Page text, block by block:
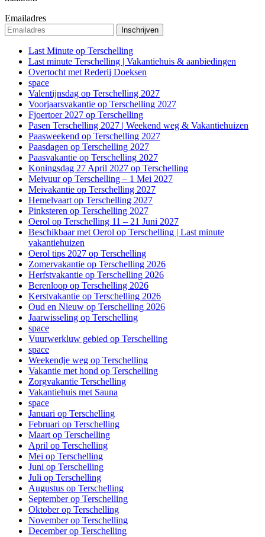
Emailadres
Last Minute op Terschelling
Last minute Terschelling | Vakantiehuis & aanbiedingen
Overtocht met Rederij Doeksen
space
Valentijnsdag op Terschelling 2027
Voorjaarsvakantie op Terschelling 2027
Fjoertoer 2027 op Terschelling
Pasen Terschelling 2027 | Weekend weg & Vakantiehuizen
Paasweekend op Terschelling 2027
Paasdagen op Terschelling 2027
Paasvakantie op Terschelling 2027
Koningsdag 27 April 2027 op Terschelling
Meivuur op Terschelling – 1 Mei 2027
Meivakantie op Terschelling 2027
Hemelvaart op Terschelling 2027
Pinksteren op Terschelling 2027
Oerol op Terschelling 11 – 21 Juni 2027
Beschikbaar met Oerol op Terschelling | Last minute
vakantiehuizen
Oerol tips 2027 op Terschelling
Zomervakantie op Terschelling 2026
Herfstvakantie op Terschelling 2026
Berenloop op Terschelling 2026
Kerstvakantie op Terschelling 2026
Oud en Nieuw op Terschelling 2026
Jaarwisseling op Terschelling
space
Vuurwerkluw gebied op Terschelling
space
Weekendje weg op Terschelling
Vakantie met hond op Terschelling
Zorgvakantie Terschelling
Vakantiehuis met Sauna
space
Januari op Terschelling
Februari op Terschelling
Maart op Terschelling
April op Terschelling
Mei op Terschelling
Juni op Terschelling
Juli op Terschelling
Augustus op Terschelling
September op Terschelling
Oktober op Terschelling
November op Terschelling
December op Terschelling